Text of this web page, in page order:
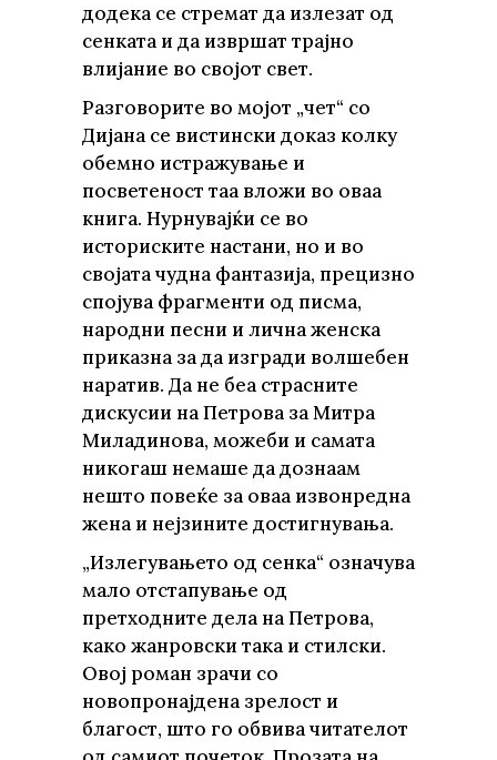
додека се стремат да излезат од
сенката и да извршат трајно
влијание во својот свет.
Разговорите во мојот „чет“ со
Дијана се вистински доказ колку
обемно истражување и
посветеност таа вложи во оваа
книга. Нурнувајќи се во
историските настани, но и во
својата чудна фантазија, прецизно
спојува фрагменти од писма,
народни песни и лична женска
приказна за да изгради волшебен
наратив. Да не беа страсните
дискусии на Петрова за Митра
Миладинова, можеби и самата
никогаш немаше да дознаам
нешто повеќе за оваа извонредна
жена и нејзините достигнувања.
„Излегувањето од сенка“ означува
мало отстапување од
претходните дела на Петрова,
како жанровски така и стилски.
Овој роман зрачи со
новопронајдена зрелост и
благост, што го обвива читателот